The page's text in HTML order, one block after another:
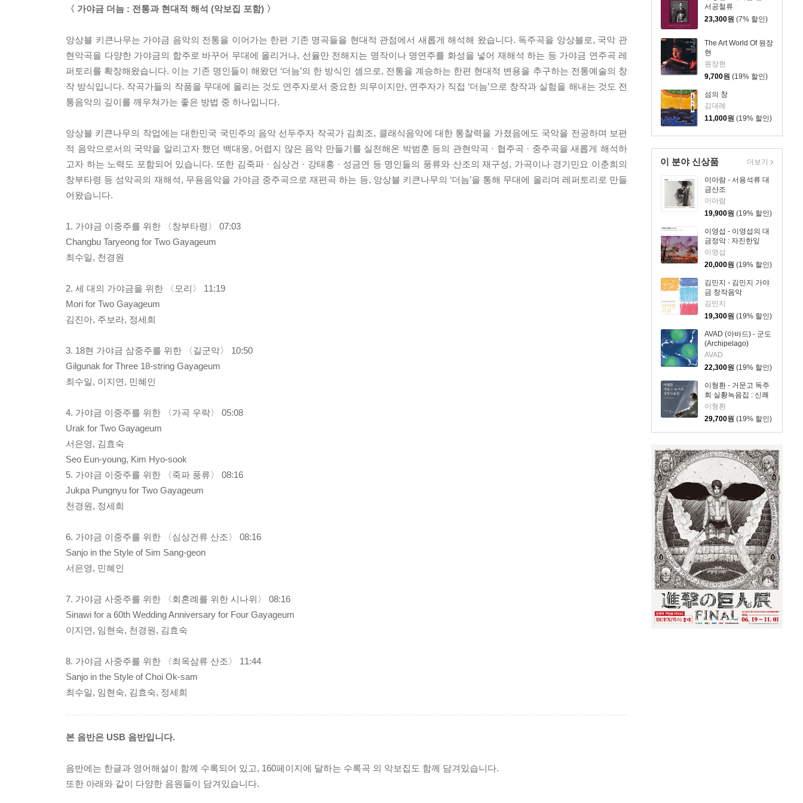
서공철류
23,300원 (7% 할인)
The Art World Of 원장
현
원장현
9,700원 (19% 할인)
섬의 창
김대례
11,000원 (19% 할인)
이 분야 신상품
이아람 - 서용석류 대
금산조
이아람
19,900원 (19% 할인)
이영섭 - 이영섭의 대
금정악 : 자진한잎
이영섭
20,000원 (19% 할인)
김민지 - 김민지 가야
금 창작음악
김민지
19,300원 (19% 할인)
AVAD (아바드) - 군도
(Archipelago)
AVAD
22,300원 (19% 할인)
이형환 - 거문고 독주
회 실황녹음집 : 신쾌
동류 거문고 긴산조
한바탕
이형환
29,700원 (19% 할인)
더보기
〈 가야금 더늠 : 전통과 현대적 해석 (악보집 포함) 〉
앙상블 키큰나무는 가야금 음악의 전통을 이어가는 한편 기존 명곡들을 현대적 관점에서 새롭게 해석해 왔습니다. 독주곡을 앙상블로, 국악 관
현악곡을 다양한 가야금의 합주로 바꾸어 무대에 올리거나, 선율만 전해지는 명작이나 명연주를 화성을 넣어 재해석 하는 등 가야금 연주곡 레
퍼토리를 확장해왔습니다. 이는 기존 명인들이 해왔던 ‘더늠’의 한 방식인 셈으로, 전통을 계승하는 한편 현대적 변용을 추구하는 전통예술의 창
작 방식입니다. 작곡가들의 작품을 무대에 올리는 것도 연주자로서 중요한 의무이지만, 연주자가 직접 ‘더늠’으로 창작과 실험을 해내는 것도 전
통음악의 깊이를 깨우쳐가는 좋은 방법 중 하나입니다.
앙상블 키큰나무의 작업에는 대한민국 국민주의 음악 선두주자 작곡가 김희조, 클래식음악에 대한 통찰력을 가졌음에도 국악을 전공하며 보편
적 음악으로서의 국악을 알리고자 했던 백대웅, 어렵지 않은 음악 만들기를 실천해온 박범훈 등의 관현악곡 · 협주곡 · 중주곡을 새롭게 해석하
고자 하는 노력도 포함되어 있습니다. 또한 김죽파 · 심상건 · 강태홍 · 성금연 등 명인들의 풍류와 산조의 재구성, 가곡이나 경기민요 이춘희의
창부타령 등 성악곡의 재해석, 무용음악을 가야금 중주곡으로 재편곡 하는 등, 앙상블 키큰나무의 ‘더늠’을 통해 무대에 올리며 레퍼토리로 만들
어왔습니다.
1. 가야금 이중주를 위한 〈창부타령〉 07:03
Changbu Taryeong for Two Gayageum
최수일, 천경원
2. 세 대의 가야금을 위한 〈모리〉 11:19
Mori for Two Gayageum
김진아, 주보라, 정세희
3. 18현 가야금 삼중주를 위한 〈길군악〉 10:50
Gilgunak for Three 18-string Gayageum
최수일, 이지연, 민혜인
4. 가야금 이중주를 위한 〈가곡 우락〉 05:08
Urak for Two Gayageum
서은영, 김효숙
Seo Eun-young, Kim Hyo-sook
5. 가야금 이중주를 위한 〈죽파 풍류〉 08:16
Jukpa Pungnyu for Two Gayageum
천경원, 정세희
6. 가야금 이중주를 위한 〈심상건류 산조〉 08:16
Sanjo in the Style of Sim Sang-geon
서은영, 민혜인
7. 가야금 사중주를 위한 〈회혼례를 위한 시나위〉 08:16
Sinawi for a 60th Wedding Anniversary for Four Gayageum
이지연, 임현숙, 천경원, 김효숙
8. 가야금 사중주를 위한 〈최옥삼류 산조〉 11:44
Sanjo in the Style of Choi Ok-sam
최수일, 임현숙, 김효숙, 정세희
본 음반은 USB 음반입니다.
음반에는 한글과 영어해설이 함께 수록되어 있고, 160페이지에 달하는 수록곡 의 악보집도 함께 담겨있습니다.
또한 아래와 같이 다양한 음원들이 담겨있습니다.